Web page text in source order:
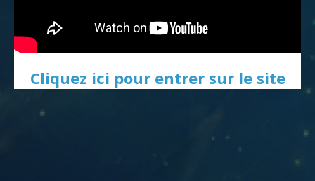
Cliquez ici pour entrer sur le site